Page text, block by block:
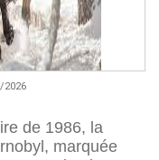
2026
de 1986, la
marquée